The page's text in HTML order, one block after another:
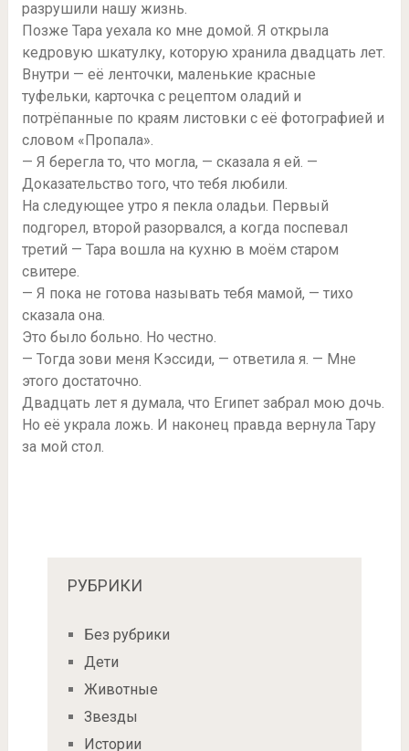
разрушили нашу жизнь.
Позже Тара уехала ко мне домой. Я открыла
кедровую шкатулку, которую хранила двадцать лет.
Внутри — её ленточки, маленькие красные
туфельки, карточка с рецептом оладий и
потрёпанные по краям листовки с её фотографией и
словом «Пропала».
— Я берегла то, что могла, — сказала я ей. —
Доказательство того, что тебя любили.
На следующее утро я пекла оладьи. Первый
подгорел, второй разорвался, а когда поспевал
третий — Тара вошла на кухню в моём старом
свитере.
— Я пока не готова называть тебя мамой, — тихо
сказала она.
Это было больно. Но честно.
— Тогда зови меня Кэссиди, — ответила я. — Мне
этого достаточно.
Двадцать лет я думала, что Египет забрал мою дочь.
Но её украла ложь. И наконец правда вернула Тару
за мой стол.
РУБРИКИ
Без рубрики
Дети
Животные
Звезды
Истории